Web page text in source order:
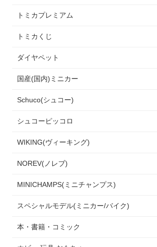
トミカプレミアム
トミカくじ
ダイヤペット
国産(国内)ミニカー
Schuco(シュコー)
シュコーピッコロ
WIKING(ヴィーキング)
NOREV(ノレブ)
MINICHAMPS(ミニチャンプス)
スペシャルモデル(ミニカー/バイク)
本・書籍・コミック